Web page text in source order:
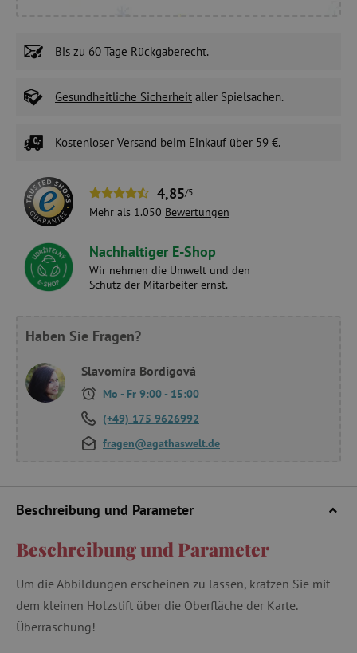
Bis zu 60 Tage Rückgaberecht.
Gesundheitliche Sicherheit aller Spielsachen.
Kostenloser Versand beim Einkauf über 59 €.
4,85/5
Mehr als 1.050 Bewertungen
Nachhaltiger E-Shop
Wir nehmen die Umwelt und den
Schutz der Mitarbeiter ernst.
Haben Sie Fragen?
Slavomíra Bordigová
Mo - Fr 9:00 - 15:00
(+49) 175 9626992
fragen@agathaswelt.de
Beschreibung und Parameter
Beschreibung und Parameter
Um die Abbildungen erscheinen zu lassen, kratzen Sie mit
dem kleinen Holzstift über die Oberfläche der Karte.
Überraschung!